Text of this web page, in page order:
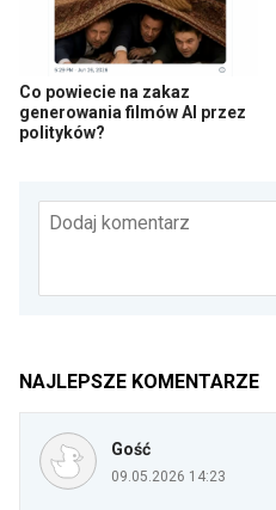
Co powiecie na zakaz
generowania filmów AI przez
polityków?
Dodaj komentarz
NAJLEPSZE KOMENTARZE
Gość
09.05.2026 14:23